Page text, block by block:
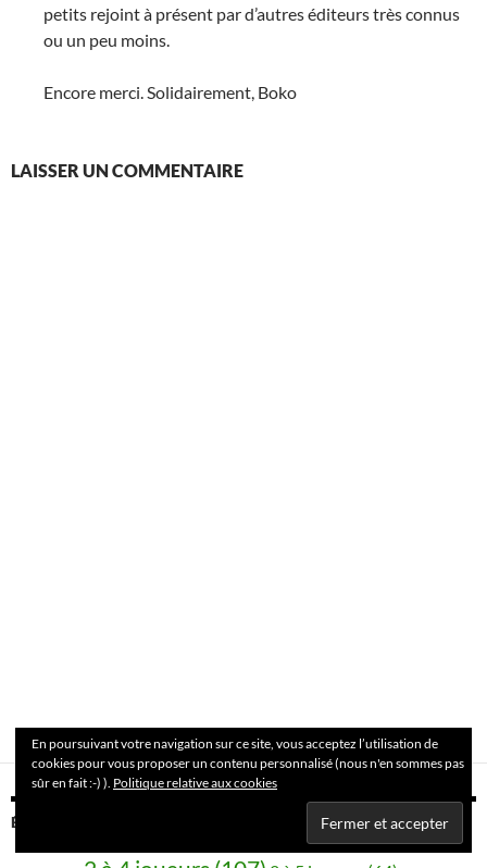
petits rejoint à présent par d’autres éditeurs très connus
ou un peu moins.
Encore merci. Solidairement, Boko
LAISSER UN COMMENTAIRE
ÉTIQUETTES
En poursuivant votre navigation sur ce site, vous acceptez l’utilisation de
cookies pour vous proposer un contenu personnalisé (nous n'en sommes pas
sûr en fait :-) ). Politique relative aux cookies